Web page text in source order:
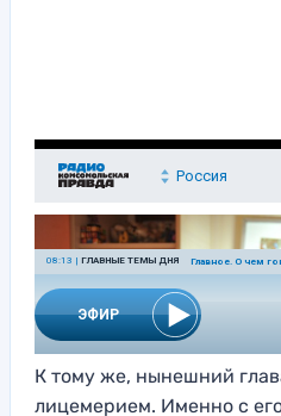
К тому же, нынешний
лицемерием. Именно с